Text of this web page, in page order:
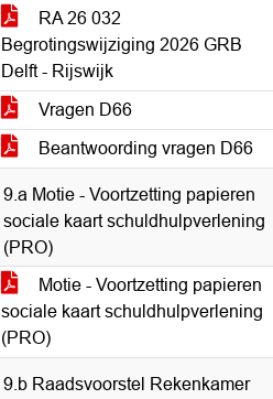
RA 26 032
Begrotingswijziging 2026 GRB
Delft - Rijswijk
Vragen D66
Beantwoording vragen D66
9.a Motie - Voortzetting papieren
sociale kaart schuldhulpverlening
(PRO)
Motie - Voortzetting papieren
sociale kaart schuldhulpverlening
(PRO)
9.b Raadsvoorstel Rekenkamer